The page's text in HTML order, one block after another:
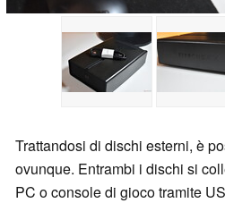
Trattandosi di dischi esterni, è
ovunque. Entrambi i dischi si
PC o console di gioco tramite